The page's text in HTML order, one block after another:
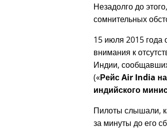
Незадолго до
сомнительных
15 июля 2015 года
внимания к
Индии,
( Рейс Air India
индийского
Пилоты слышали,
за минуты до его